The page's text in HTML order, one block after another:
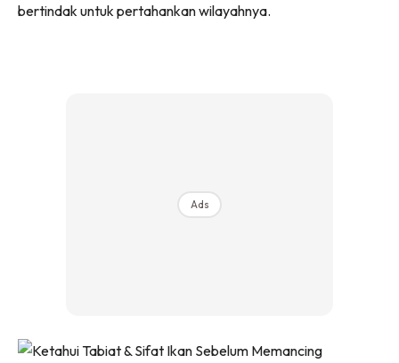
bertindak untuk pertahankan wilayahnya.
Ads